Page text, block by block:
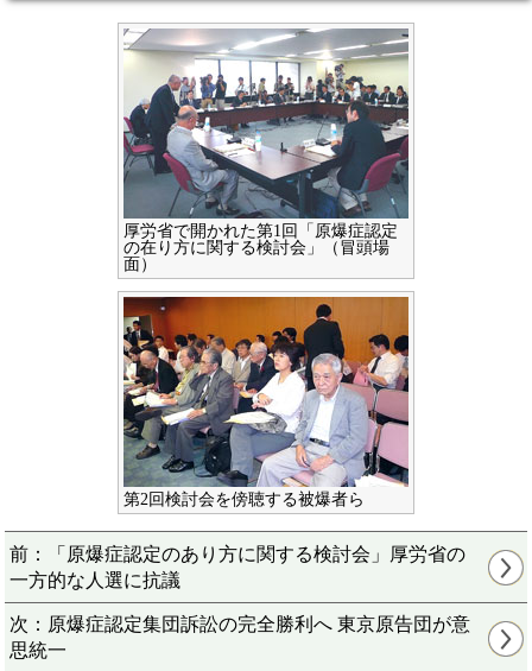
厚労省で開かれた第1回「原爆症認定
の在り方に関する検討会」（冒頭場
面）
第2回検討会を傍聴する被爆者ら
前：「原爆症認定のあり方に関する検討会」厚労省の
一方的な人選に抗議
次：原爆症認定集団訴訟の完全勝利へ 東京原告団が意
思統一